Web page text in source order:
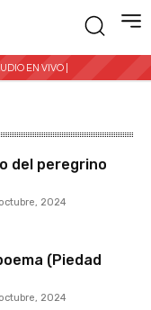
EN VIVO |
del peregrino
2024
(Piedad
2024